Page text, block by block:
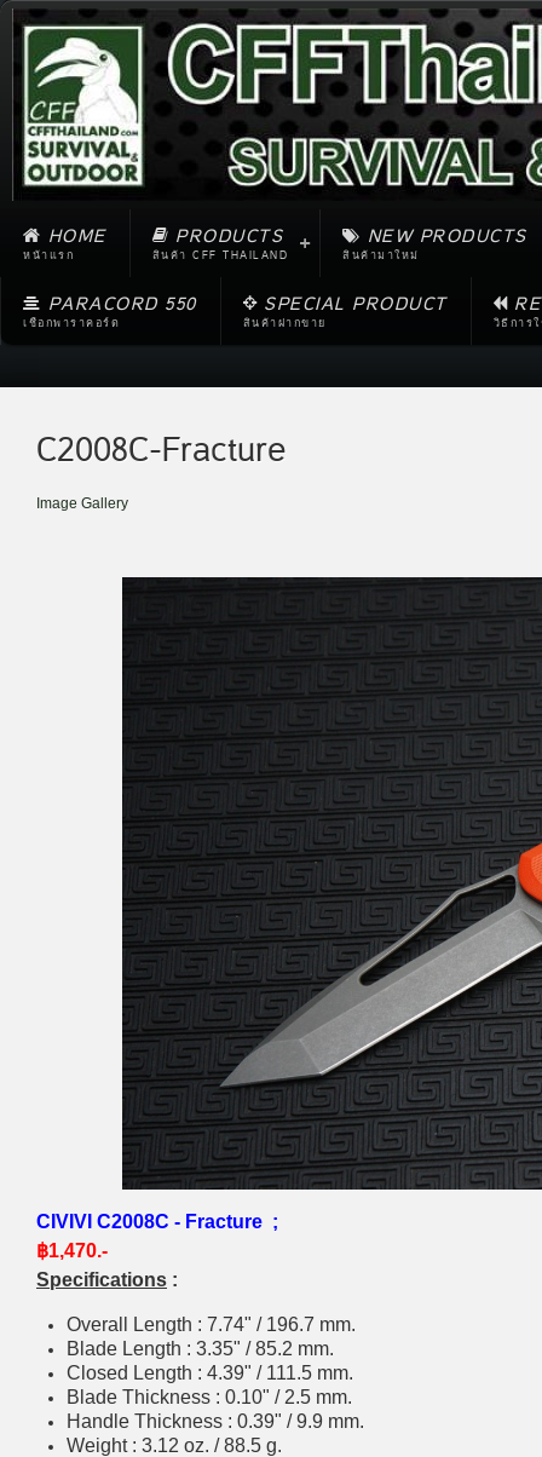
HOME
หน้าแรก
PRODUCTS
สินค้า CFF THAILAND
NEW PRODUCTS
สินค้ามาใหม่
PARACORD 550
เชือกพาราคอร์ด
SPECIAL PRODUCT
สินค้าฝากขาย วิธีการ
C2008C-Fracture
Image Gallery
CIVIVI C2008C - Fracture ;
฿1,470.-
Specifications :
Overall Length : 7.74" / 196.7 mm.
Blade Length : 3.35" / 85.2 mm.
Closed Length : 4.39" / 111.5 mm.
Blade Thickness : 0.10" / 2.5 mm.
Handle Thickness : 0.39" / 9.9 mm.
Weight : 3.12 oz. / 88.5 g.